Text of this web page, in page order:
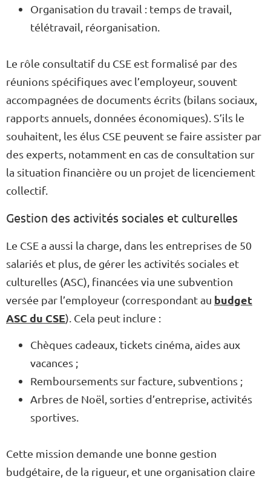
Organisation du travail : temps de travail,
télétravail, réorganisation.
Le rôle consultatif du CSE est formalisé par des
réunions spécifiques avec l’employeur, souvent
accompagnées de documents écrits (bilans sociaux,
rapports annuels, données économiques). S’ils le
souhaitent, les élus CSE peuvent se faire assister par
des experts, notamment en cas de consultation sur
la situation financière ou un projet de licenciement
collectif.
Gestion des activités sociales et culturelles
Le CSE a aussi la charge, dans les entreprises de 50
salariés et plus, de gérer les activités sociales et
culturelles (ASC), financées via une subvention
versée par l’employeur (correspondant au budget
ASC du CSE). Cela peut inclure :
Chèques cadeaux, tickets cinéma, aides aux
vacances ;
Remboursements sur facture, subventions ;
Arbres de Noël, sorties d’entreprise, activités
sportives.
Cette mission demande une bonne gestion
budgétaire, de la rigueur, et une organisation claire